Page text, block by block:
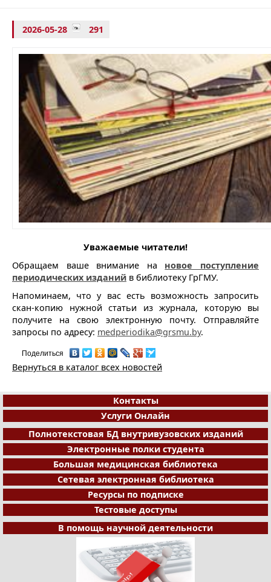
2026-05-28 291
Уважаемые читатели!
Обращаем ваше внимание на новое поступление
периодических изданий в библиотеку ГрГМУ.
Напоминаем, что у вас есть возможность запросить
скан-копию нужной статьи из журнала, которую вы
получите на свою электронную почту. Отправляйте
запросы по адресу: medperiodika@grsmu.by.
Поделиться
Вернуться в каталог всех новостей
Контакты
Услуги Онлайн
Полнотекстовая БД внутривузовских изданий
Электронные полки студента
Большая медицинская библиотека
Сетевая электронная библиотека
Ресурсы по подписке
Тестовые доступы
В помощь научной деятельности